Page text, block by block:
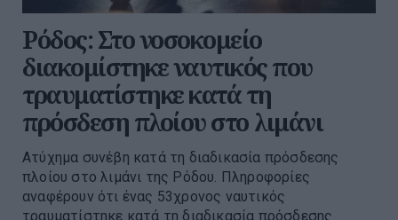
Ρόδος: Στο νοσοκομείο
διακομίστηκε ναυτικός που
τραυματίστηκε κατά τη
πρόσδεση πλοίου στο λιμάνι
Ατύχημα συνέβη κατά τη διαδικασία πρόσδεσης
πλοίου στο λιμάνι της Ρόδου. Πληροφορίες
αναφέρουν ότι ένας 53χρονος ναυτικός
τραυματίστηκε κατά τη διαδικασία πρόσδεσης